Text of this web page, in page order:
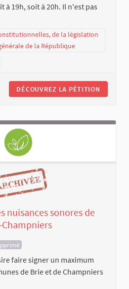
à 19h, soit à 20h. Il n'est pas
de la législation
de la République
DÉCOUVREZ LA PÉTITION
nuisances sonores de
faire signer un maximum
de Brie et de Champniers